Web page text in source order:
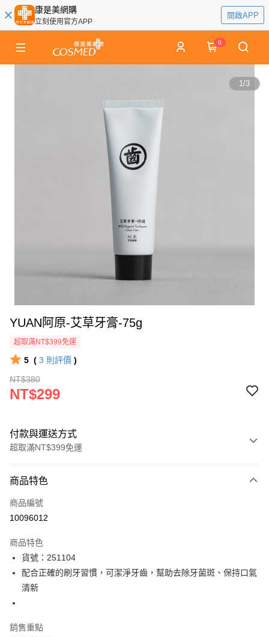
康是美網購
立刻使用官方APP
開啟APP
0
1/3
YUAN阿原-艾草牙膏-75g
超取滿NT$399免運
5 ( 3 則評價 )
NT$380
NT$299
付款與運送方式
超取滿NT$399免運
icash Pay
信用卡一次付款
超商取貨付款
LINE Pay
街口支付
商品特色
商品編號
10096012
商品特色
貨號：251104
配合正確的刷牙習慣，可潔淨牙齒，幫助去除牙菌斑、保持口氣
清新
銷售重點